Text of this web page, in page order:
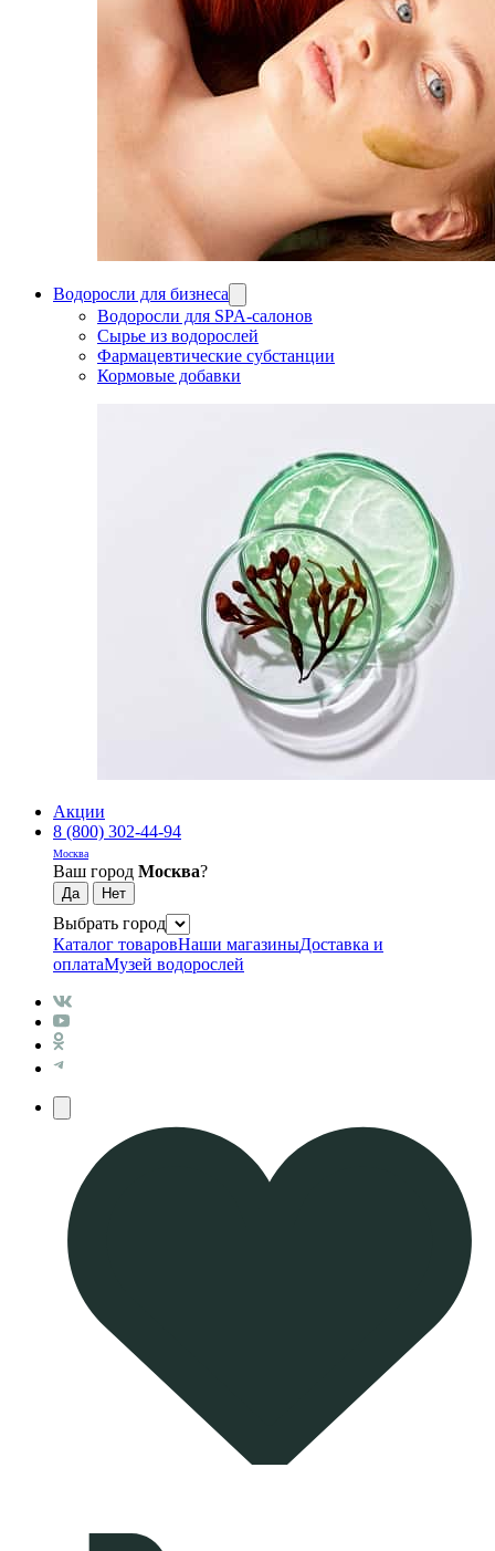
Водоросли для бизнеса
Водоросли для SPA-салонов
Сырье из водорослей
Фармацевтические субстанции
Кормовые добавки
Акции
8 (800) 302-44-94
Москва
Ваш город Москва?
Выбрать город
Каталог товаровНаши магазиныДоставка и
оплатаМузей водорослей